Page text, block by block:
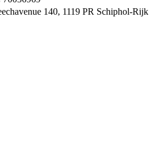
140, 1119 PR Schiphol-Rijk